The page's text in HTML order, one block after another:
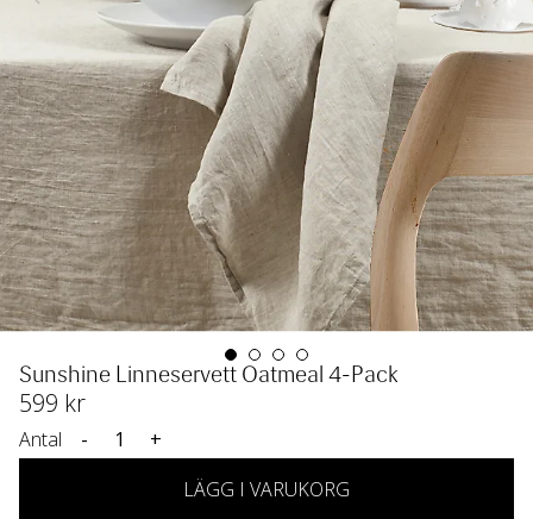
Sunshine Linneservett Oatmeal 4-Pack
599 kr
Antal -
+
LÄGG I VARUKORG